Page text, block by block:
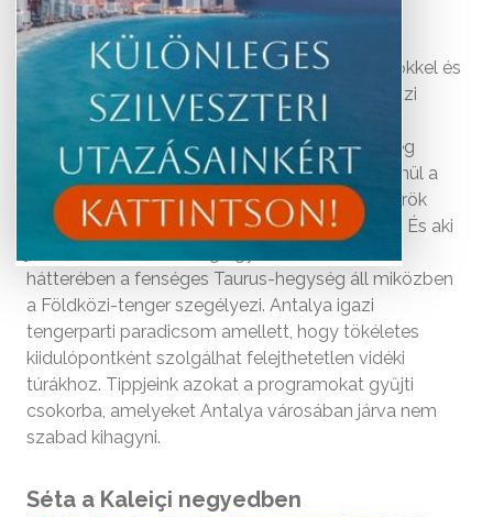
Az ókori görög és római romokban gazdag,
vízesésekkel és túraútvonalakkal tarkított, erdőkkel és
hegyekkel borított Antalya a kalandvágyók igazi
paradicsoma. Törökország legikonikusabb
tengerpartja mellett a város a mediterrán térség
kihagyhatatlan látnivalója. „Antalya kétségtelenül a
világ legszebb városa” – mondta a modern Török
Köztársaság alapítója, Mustafa Kemal Atatürk. És aki
járt már itt, valószínűleg egyetért vele: a város
hátterében a fenséges Taurus-hegység áll miközben
a Földközi-tenger szegélyezi. Antalya igazi
tengerparti paradicsom amellett, hogy tökéletes
kiidulópontként szolgálhat felejthetetlen vidéki
túrákhoz. Tippjeink azokat a programokat gyűjti
csokorba, amelyeket Antalya városában járva nem
szabad kihagyni.
Séta a Kaleiçi negyedben